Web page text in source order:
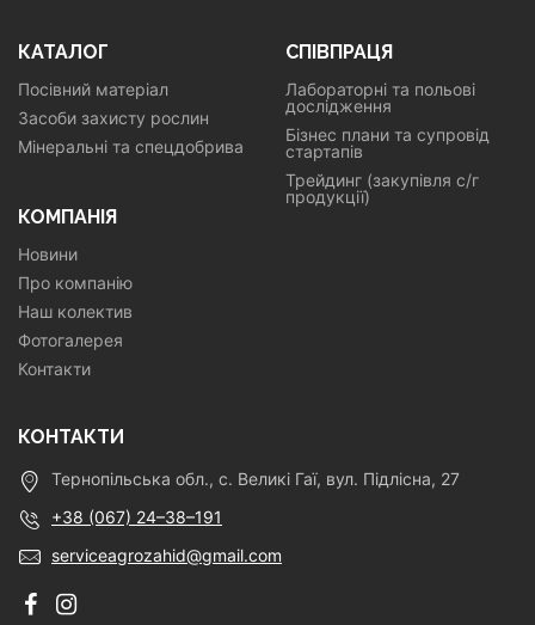
КАТАЛОГ
Посівний матеріал
Засоби захисту рослин
Мінеральні та спецдобрива
СПІВПРАЦЯ
Лабораторні та польові
дослідження
Бізнес плани та супровід
стартапів
Трейдинг (закупівля с/г
продукції)
КОМПАНІЯ
Новини
Про компанію
Наш колектив
Фотогалерея
Контакти
КОНТАКТИ
Тернопільська обл., с. Великі Гаї, вул. Підлісна, 27
+38 (067) 24–38–191
serviceagrozahid@gmail.com